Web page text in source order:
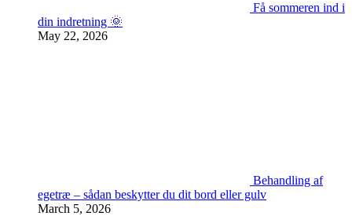
Få sommeren ind i
din indretning 🌞
May 22, 2026
Behandling af
egetræ – sådan beskytter du dit bord eller gulv
March 5, 2026